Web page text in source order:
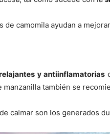
de camomila ayudan a
y antiinflamatorias
también se
calmar son los generados